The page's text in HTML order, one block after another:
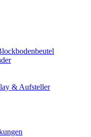
& Aufsteller